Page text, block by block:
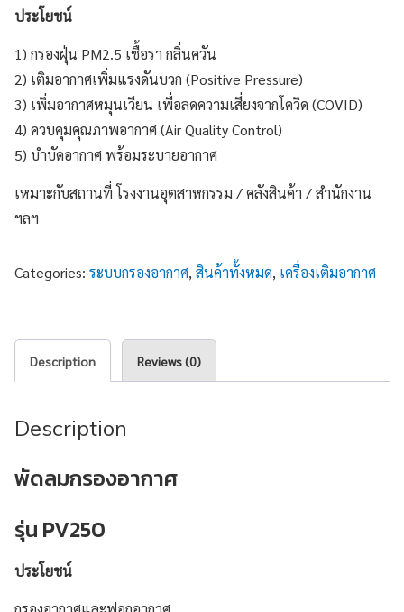
ประโยชน์
1) กรองฝุ่น PM2.5 เชื้อรา กลิ่นควัน
2) เติมอากาศเพิ่มแรงดันบวก (Positive Pressure)
3) เพิ่มอากาศหมุนเวียน เพื่อลดความเสี่ยงจากโควิด (COVID)
4) ควบคุมคุณภาพอากาศ (Air Quality Control)
5) บำบัดอากาศ พร้อมระบายอากาศ
เหมาะกับสถานที่ โรงงานอุตสาหกรรม / คลังสินค้า / สำนักงาน
ฯลฯ
Categories: ระบบกรองอากาศ,สินค้าทั้งหมด, เครื่องเติมอากาศ
Description Reviews (0)
Description
พัดลมกรองอากาศ
รุ่น PV250
ประโยชน์